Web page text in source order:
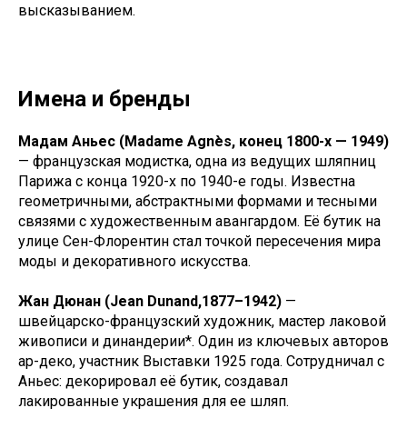
высказыванием.
Имена и бренды
Мадам Аньес (Madame Agnès, конец 1800-х — 1949)
— французская модистка, одна из ведущих шляпниц
Парижа с конца 1920-х по 1940-е годы. Известна
геометричными, абстрактными формами и тесными
связями с художественным авангардом. Её бутик на
улице Сен-Флорентин стал точкой пересечения мира
моды и декоративного искусства.
Жан Дюнан (Jean Dunand,1877–1942) —
швейцарско-французский художник, мастер лаковой
живописи и динандерии*. Один из ключевых авторов
ар-деко, участник Выставки 1925 года. Сотрудничал с
Аньес: декорировал её бутик, создавал
лакированные украшения для ее шляп.